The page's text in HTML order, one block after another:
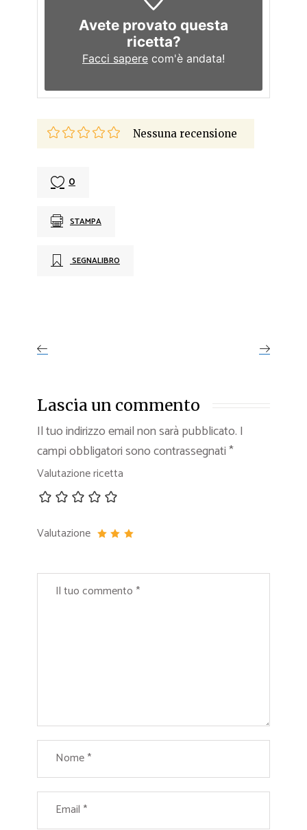
Avete provato questa
ricetta?
Facci sapere com'è andata!
Nessuna recensione
0
STAMPA
SEGNALIBRO
Lascia un commento
Il tuo indirizzo email non sarà pubblicato. I
campi obbligatori sono contrassegnati*
Valutazione ricetta
Valutazione